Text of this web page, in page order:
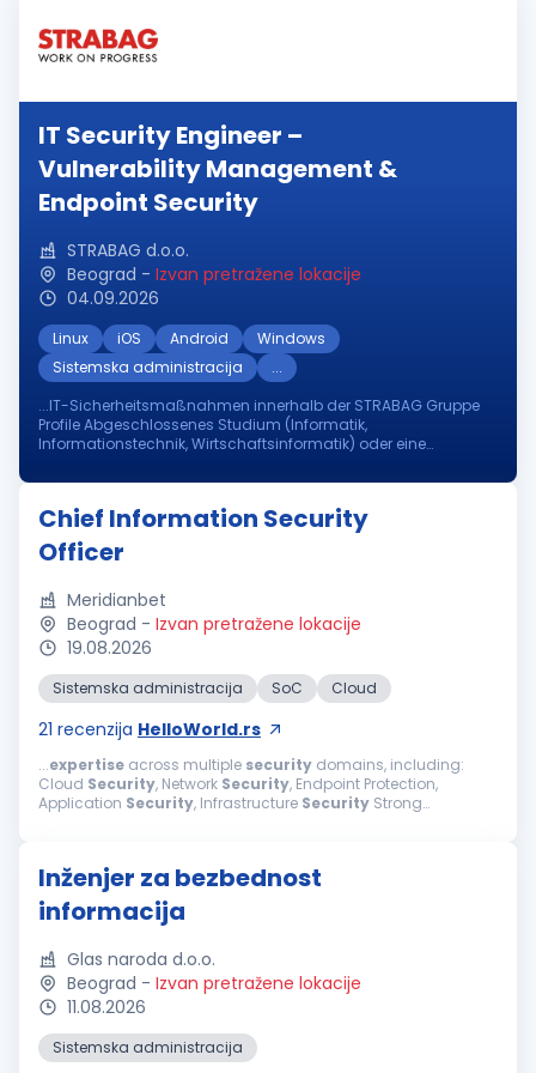
IT Security Engineer –
Vulnerability Management &
Endpoint Security
STRABAG d.o.o.
Beograd - Izvan pretražene lokacije
04.09.2026
Linux iOS Android
Windows
Sistemska administracija
...
...IT-Sicherheitsmaßnahmen innerhalb der STRABAG Gruppe
Profile Abgeschlossenes Studium (Informatik,
Informationstechnik, Wirtschaftsinformatik) oder eine
gängigenSecurityTools wie Tenable...
Chief Information Security
Officer
Meridianbet
Beograd - Izvan pretražene lokacije
19.08.2026
Sistemska administracija SoC Cloud
21 recenzija HelloWorld.rs
...expertise across multiple security domains, including:
Cloud Security, Network Security, Endpoint Protection,
Application Security, Infrastructure Security Strong
Inženjer za bezbednost
informacija
Glas naroda d.o.o.
Beograd - Izvan pretražene lokacije
11.08.2026
Sistemska administracija